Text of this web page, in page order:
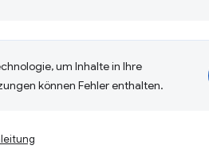
um Inhalte in Ihre
können Fehler enthalten.